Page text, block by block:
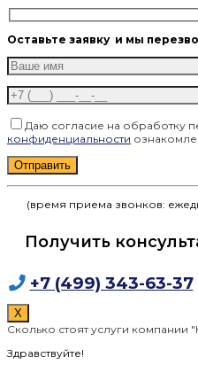
Оставьте заявку и мы
Даю согласие на обработку
конфиденциальности
Оставьте это поле пустым.
(время приема звонков:
Получить
+7 (499) 343-63-37
X
Сколько стоят услуги компании
Здравствуйте!